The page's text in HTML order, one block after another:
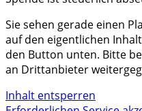
Sie sehen gerade einen
auf den eigentlichen
den Button unten. Bitte
an Drittanbieter
Inhalt entsperren